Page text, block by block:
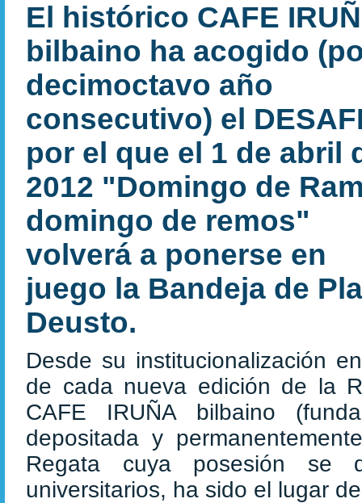
El histórico CAFE
bilbaino ha acogido
decimoctavo año
consecutivo) el
por el que el 1 de abril
2012 "Domingo de
domingo de remos"
volverá a ponerse en
juego la Bandeja de
Deusto.
Desde su institucionalización
de cada nueva edición de la
CAFE IRUÑA bilbaino
depositada y
Regata cuya posesión se
universitarios, ha sido el lugar